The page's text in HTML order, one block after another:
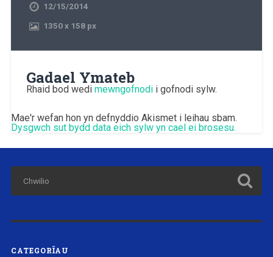
12/15/2014
1350x158 px
Gadael Ymateb
Rhaid bod wedi mewngofnodii gofnodi sylw.
Mae'r wefan hon yn defnyddio Akismet i leihau sbam.
Dysgwch sut bydd data eich sylw yn cael ei brosesu.
CATEGORÏAU